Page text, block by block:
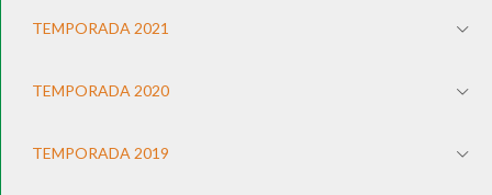
TEMPORADA 2021
TEMPORADA 2020
TEMPORADA 2019